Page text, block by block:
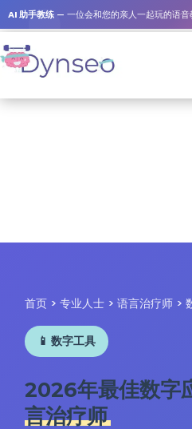
AI 助手教练 — 一位会和您的亲人一起玩的语音
首页 > 专业人士 > 语言治疗师 >
📱 数字工具
2026年最佳数字
言治疗师